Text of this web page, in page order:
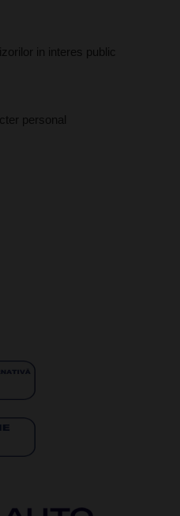
in interes public
personal